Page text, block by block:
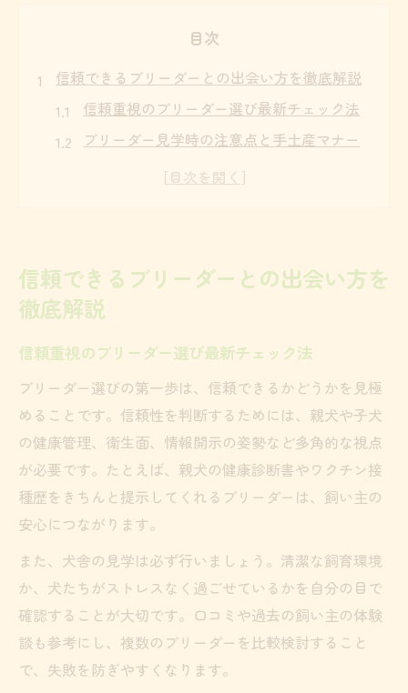
目次
信頼できるブリーダーとの出会い方を徹底解説
信頼重視のブリーダー選び最新チェック法
ブリーダー見学時の注意点と手土産マナー
ブリーダーから犬を飼う流れと確認ポイン
安心なパートナー選びならブリーダーの見極め
が鍵
安心できるブリーダーの特徴と見極め方
ブリーダーから犬を飼うデメリット比較
健康な犬を迎えるためのブリーダーチェッ
ク
見学時に確認すべき衛生管理と親犬の様子
ブリーダー選びで避けたいトラブル対策法
健康な犬を迎えるためのブリーダー選択術
ブリーダー選びで重要な健康管理と衛生面
ワクチン接種歴や血統書の確認方法を解説
ブリーダーから犬を飼う流れと準備ポイン
ト
信頼できるブリーダーの情報公開度とは
信頼できるブリーダーとの出会い方を
徹底解説
信頼重視のブリーダー選び最新チェック法
ブリーダー選びの第一歩は、信頼できるかどうかを見極
めることです。信頼性を判断するためには、親犬や子犬
の健康管理、衛生面、情報開示の姿勢など多角的な視点
が必要です。たとえば、親犬の健康診断書やワクチン接
種歴をきちんと提示してくれるブリーダーは、飼い主の
安心につながります。
また、犬舎の見学は必ず行いましょう。清潔な飼育環境
か、犬たちがストレスなく過ごせているかを自分の目で
確認することが大切です。口コミや過去の飼い主の体験
談も参考にし、複数のブリーダーを比較検討すること
で、失敗を防ぎやすくなります。